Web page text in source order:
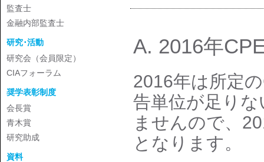
監査士
金融内部監査士
研究･活動
研究会（会員限定）
CIAフォーラム
奨学表彰制度
会長賞
青木賞
研究助成
資料
A. 2016年
2016年は所定
告単位が足り
ませんので、
となります。